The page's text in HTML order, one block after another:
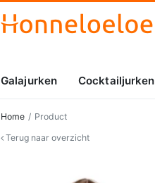
Galajurken Cocktailjurken
Home
Product
Terug naar overzicht